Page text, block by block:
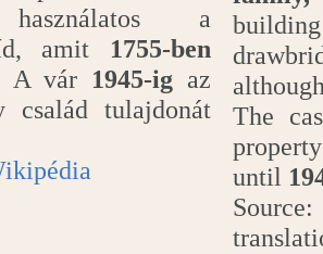
a
amit 1755-ben
A vár 1945-ig az
család tulajdonát
The
until